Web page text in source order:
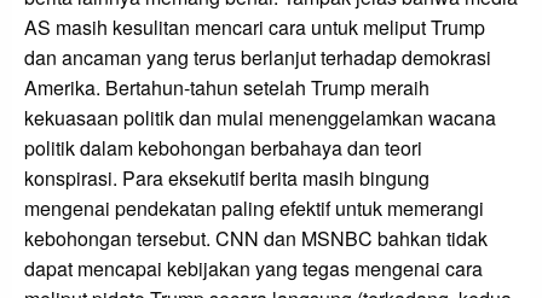
AS masih kesulitan mencari cara untuk meliput Trump
dan ancaman yang terus berlanjut terhadap demokrasi
Amerika. Bertahun-tahun setelah Trump meraih
kekuasaan politik dan mulai menenggelamkan wacana
politik dalam kebohongan berbahaya dan teori
konspirasi. Para eksekutif berita masih bingung
mengenai pendekatan paling efektif untuk memerangi
kebohongan tersebut. CNN dan MSNBC bahkan tidak
dapat mencapai kebijakan yang tegas mengenai cara